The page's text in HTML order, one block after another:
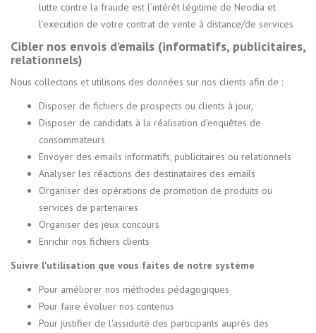
lutte contre la fraude est l’intérêt légitime de Neodia et
l’execution de votre contrat de vente à distance/de services
Cibler nos envois d’emails (informatifs, publicitaires,
relationnels)
Nous collectons et utilisons des données sur nos clients afin de :
Disposer de fichiers de prospects ou clients à jour,
Disposer de candidats à la réalisation d’enquêtes de
consommateurs
Envoyer des emails informatifs, publicitaires ou relationnels
Analyser les réactions des destinataires des emails
Organiser des opérations de promotion de produits ou
services de partenaires
Organiser des jeux concours
Enrichir nos fichiers clients
Suivre l'utilisation que vous faites de notre système
Pour améliorer nos méthodes pédagogiques
Pour faire évoluer nos contenus
Pour justifier de l'assiduité des participants auprès des